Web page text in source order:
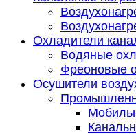
Охладители
Водяные
Фреоновые
Осушители